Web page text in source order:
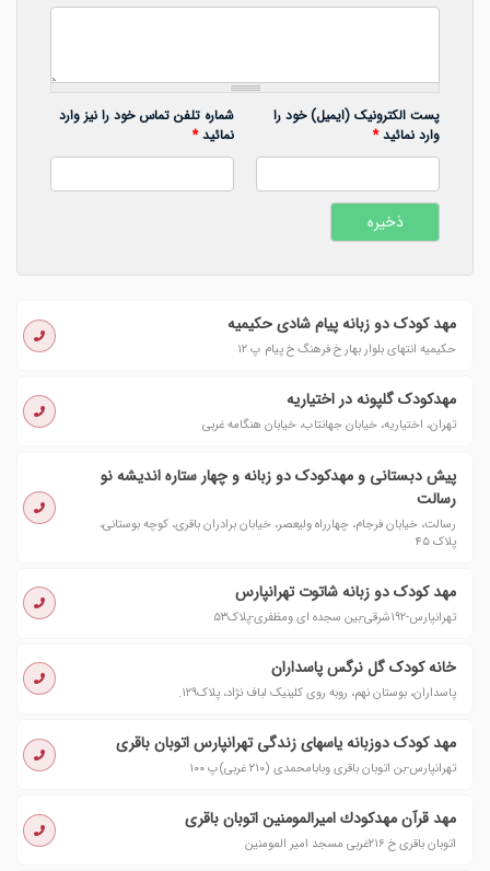
پست الکترونیک (ایمیل) خود را
وارد نمائید*
شماره تلفن تماس خود را نیز وارد
نمائید*
مهد کودک دو زبانه پیام شادی حکیمیه
حکیمیه انتهای بلوار بهار خ فرهنگ خ پیام پ ١٢
مهدکودک گلپونه در اختیاریه
تهران، اختیاریه، خیابان جهانتاب، خیابان هنگامه غربی
پیش دبستانی و مهدکودک دو زبانه و چهار ستاره اندیشه نو
رسالت
رسالت، خیابان فرجام، چهارراه ولیعصر، خیابان برادران باقری، کوچه بوستانی،
پلاک ۴۵
مهد کودک دو زبانه شاتوت تهرانپارس
تهرانپارس-۱۹۲شرقی-بین سجده ای ومظفری-پلاک۵۳
خانه کودک گل نرگس پاسداران
پاسداران، بوستان نهم، روبه روی کلینیک لباف نژاد، پلاک۱۲۹.
مهد کودک دوزبانه یاسهای زندگی تهرانپارس اتوبان باقری
تهرانپارس-بن اتوبان باقری وبابامحمدی (۲۱۰ غربی)پ ۱۰۰
مهد قرآن مهدكودك امیرالمومنین اتوبان باقری
اتوبان باقری خ ٢١٦غربی مسجد امیر المومنین